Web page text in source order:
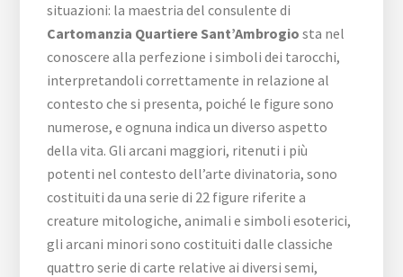
situazioni: la maestria del consulente di
Cartomanzia Quartiere Sant’Ambrogio sta nel
conoscere alla perfezione i simboli dei tarocchi,
interpretandoli correttamente in relazione al
contesto che si presenta, poiché le figure sono
numerose, e ognuna indica un diverso aspetto
della vita. Gli arcani maggiori, ritenuti i più
potenti nel contesto dell’arte divinatoria, sono
costituiti da una serie di 22 figure riferite a
creature mitologiche, animali e simboli esoterici,
gli arcani minori sono costituiti dalle classiche
quattro serie di carte relative ai diversi semi,